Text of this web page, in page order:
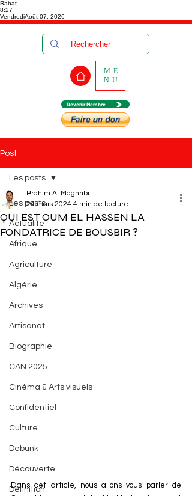
Rabat
8:27
VendrediAoût 07, 2026
Devenir Membre
ME
NU
Post
Les posts
Actualité
Afrique
Agriculture
Algérie
Archives
Artisanat
Biographie
CAN 2025
Cinéma & Arts visuels
Confidentiel
Culture
Debunk
Découverte
Définition
Les posts
QUI EST OUM EL HASSEN LA
FONDATRICE DE BOUSBIR ?
Brahim Al Maghribi
24 mars 2024 4 min de lecture
Dans cet article, nous allons vous parler de